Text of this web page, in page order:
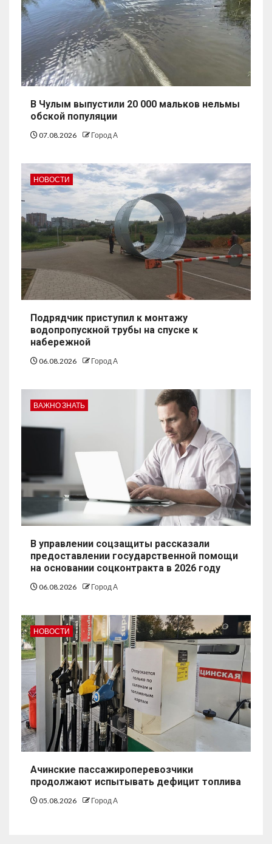
В Чулым выпустили 20 000 мальков нельмы
обской популяции
07.08.2026 Город А
НОВОСТИ
Подрядчик приступил к монтажу
водопропускной трубы на спуске к
набережной
06.08.2026 Город А
ВАЖНО ЗНАТЬ
В управлении соцзащиты рассказали
предоставлении государственной помощи
на основании соцконтракта в 2026 году
06.08.2026 Город А
НОВОСТИ
Ачинские пассажироперевозчики
продолжают испытывать дефицит топлива
05.08.2026 Город А